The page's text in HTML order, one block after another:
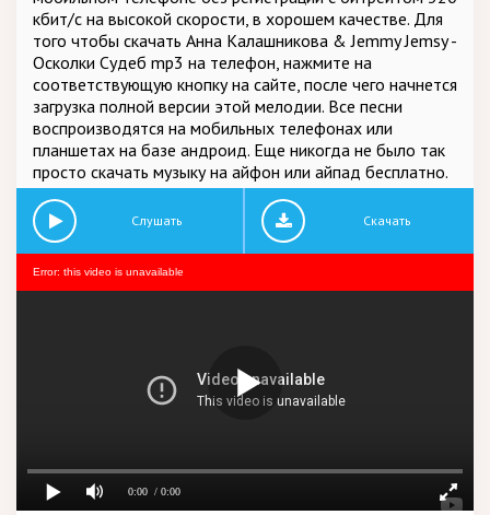
кбит/c на высокой скорости, в хорошем качестве. Для
того чтобы скачать Анна Калашникова & Jemmy Jemsy -
Осколки Судеб mp3 на телефон, нажмите на
соответствующую кнопку на сайте, после чего начнется
загрузка полной версии этой мелодии. Все песни
воспроизводятся на мобильных телефонах или
планшетах на базе андроид. Еще никогда не было так
просто скачать музыку на айфон или айпад бесплатно.
Слушать Скачать
0:00 / 0:00
Error: this video is unavailable